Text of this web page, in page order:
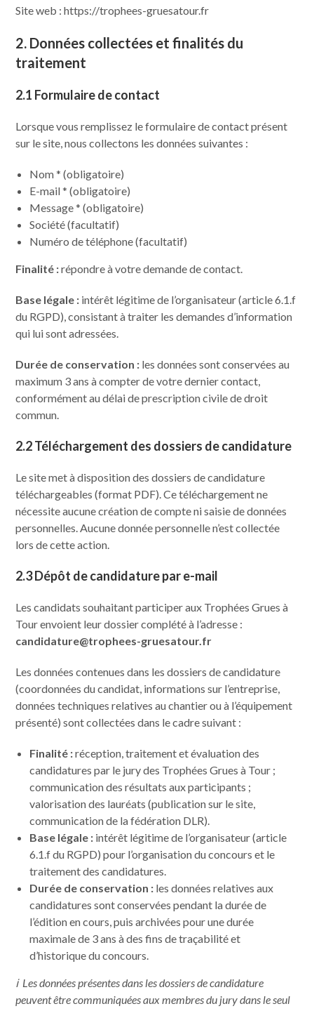
Site web : https://trophees-gruesatour.fr
2. Données collectées et finalités du
traitement
2.1 Formulaire de contact
Lorsque vous remplissez le formulaire de contact présent
sur le site, nous collectons les données suivantes :
Nom * (obligatoire)
E-mail * (obligatoire)
Message * (obligatoire)
Société (facultatif)
Numéro de téléphone (facultatif)
Finalité :répondre à votre demande de contact.
Base légale : intérêt légitime de l’organisateur (article 6.1.f
du RGPD), consistant à traiter les demandes d’information
qui lui sont adressées.
Durée de conservation : les données sont conservées au
maximum 3 ans à compter de votre dernier contact,
conformément au délai de prescription civile de droit
commun.
2.2 Téléchargement des dossiers de candidature
Le site met à disposition des dossiers de candidature
téléchargeables (format PDF). Ce téléchargement ne
nécessite aucune création de compte ni saisie de données
personnelles. Aucune donnée personnelle n’est collectée
lors de cette action.
2.3 Dépôt de candidature par e-mail
Les candidats souhaitant participer aux Trophées Grues à
Tour envoient leur dossier complété à l’adresse :
candidature@trophees-gruesatour.fr
Les données contenues dans les dossiers de candidature
(coordonnées du candidat, informations sur l’entreprise,
données techniques relatives au chantier ou à l’équipement
présenté) sont collectées dans le cadre suivant :
Finalité :réception, traitement et évaluation des
candidatures par le jury des Trophées Grues à Tour ;
communication des résultats aux participants ;
valorisation des lauréats (publication sur le site,
communication de la fédération DLR).
Base légale : intérêt légitime de l’organisateur (article
6.1.f du RGPD) pour l’organisation du concours et le
traitement des candidatures.
Durée de conservation : les données relatives aux
candidatures sont conservées pendant la durée de
l’édition en cours, puis archivées pour une durée
maximale de 3 ans à des fins de traçabilité et
d’historique du concours.
ℹ️ Les données présentes dans les dossiers de candidature
peuvent être communiquées aux membres du jury dans le seul